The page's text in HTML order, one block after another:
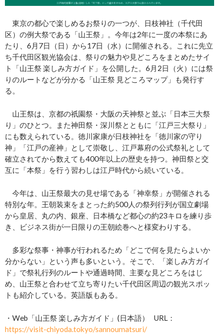
東京の都心で楽しめるお祭りの一つが、日枝神社（千代田
区）の例大祭である「山王祭」。今年は2年に一度の本祭にあ
たり、6月7日（日）から17日（水）に開催される。これに先立
ち千代田区観光協会は、祭りの魅力や見どころをまとめたサイ
ト「山王祭 楽しみ方ガイド」を公開した。6月2日（火）には祭
りのルートなどが分かる「山王祭 見どころマップ」も発行す
る。
山王祭は、京都の祇園祭・大阪の天神祭と並ぶ「日本三大祭
り」のひとつ。また神田祭・深川祭とともに「江戸三大祭り」
にも数えられている。徳川家康が日枝神社を「徳川家の守り
神」「江戸の産神」として崇敬し、江戸幕府の公式祭礼として
確立されてから数えても400年以上の歴史を持つ。神田祭と交
互に「本祭」を行う習わしは江戸時代から続いている。
今年は、山王祭最大の見せ場である「神幸祭」が開催される
特別な年。王朝装束をまとった約500人の祭列行列が国立劇場
から皇居、丸の内、銀座、日本橋など都心の約23キロを練り歩
き、ビジネス街が一日限りの王朝絵巻へと様変わりする。
多彩な祭事・神事が行われるため「どこで何を見たらよいか
分からない」という声も多いという。そこで、「楽しみ方ガイ
ド」で祭礼行列のルートや通過時間、主要な見どころをはじ
め、山王祭と合わせて立ち寄りたい千代田区周辺の観光スポッ
トも紹介している。英語版もある。
・Web「山王祭 楽しみ方ガイド」(日本語） URL：
https://visit-chiyoda.tokyo/sannoumatsuri/